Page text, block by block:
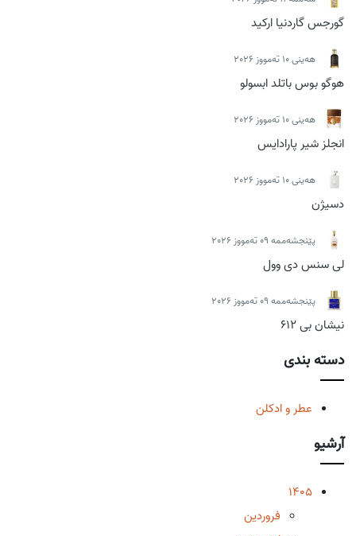
گورجس گاردنیا ارکید
ھەینی 10 تەمووز 2026
هوگو بوس باتلد ابسولو
ھەینی 10 تەمووز 2026
انجلز شیر پارادایس
ھەینی 10 تەمووز 2026
دسیژن
پێنجشەممە 09 تەمووز 2026
لی سنس دی وول
پێنجشەممە 09 تەمووز 2026
نیشان بی 612
دسته بندی
عطر و ادکلن
آرشیو
1405
فروردین